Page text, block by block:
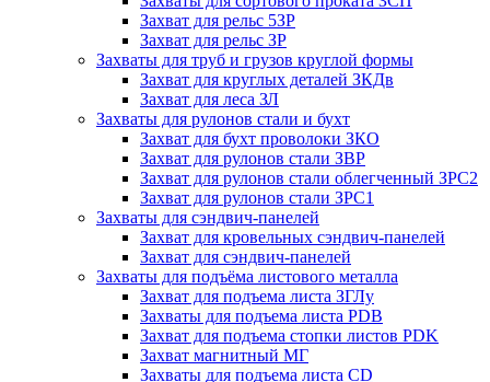
Захват для рельс 5ЗР
Захват для рельс ЗР
Захваты для труб и грузов круглой формы
Захват для круглых деталей ЗКДв
Захват для леса ЗЛ
Захваты для рулонов стали и бухт
Захват для бухт проволоки ЗКО
Захват для рулонов стали ЗВР
Захват для рулонов стали облегченный ЗРС2
Захват для рулонов стали ЗРС1
Захваты для сэндвич-панелей
Захват для кровельных сэндвич-панелей
Захват для сэндвич-панелей
Захваты для подъёма листового металла
Захват для подъема листа ЗГЛу
Захваты для подъема листа PDB
Захват для подъема стопки листов PDK
Захват магнитный МГ
Захваты для подъема листа CD